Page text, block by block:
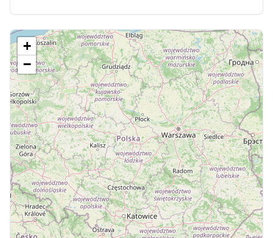
+
−